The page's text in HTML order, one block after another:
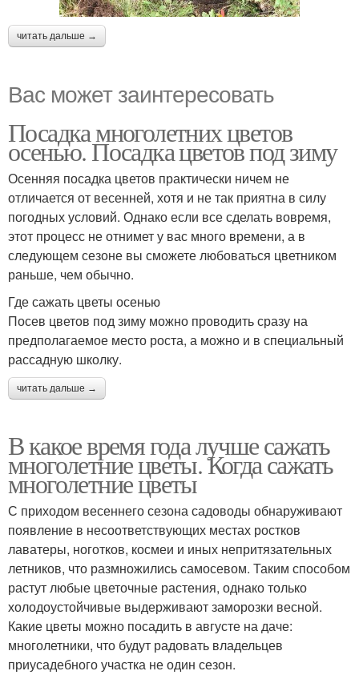
читать дальше →
Вас может заинтересовать
Посадка многолетних цветов
осенью. Посадка цветов под зиму
Осенняя посадка цветов практически ничем не
отличается от весенней, хотя и не так приятна в силу
погодных условий. Однако если все сделать вовремя,
этот процесс не отнимет у вас много времени, а в
следующем сезоне вы сможете любоваться цветником
раньше, чем обычно.
Где сажать цветы осенью
Посев цветов под зиму можно проводить сразу на
предполагаемое место роста, а можно и в специальный
рассадную школку.
читать дальше →
В какое время года лучше сажать
многолетние цветы. Когда сажать
многолетние цветы
С приходом весеннего сезона садоводы обнаруживают
появление в несоответствующих местах ростков
лаватеры, ноготков, космеи и иных непритязательных
летников, что размножились самосевом. Таким способом
растут любые цветочные растения, однако только
холодоустойчивые выдерживают заморозки весной.
Какие цветы можно посадить в августе на даче:
многолетники, что будут радовать владельцев
приусадебного участка не один сезон.